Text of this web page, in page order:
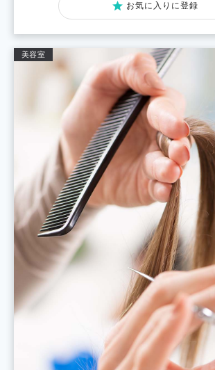
お気に入りに登録
美容室